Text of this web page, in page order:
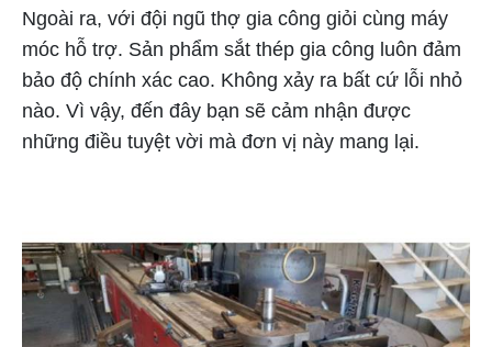
Ngoài ra, với đội ngũ thợ gia công giỏi cùng máy
móc hỗ trợ. Sản phẩm sắt thép gia công luôn đảm
bảo độ chính xác cao. Không xảy ra bất cứ lỗi nhỏ
nào. Vì vậy, đến đây bạn sẽ cảm nhận được
những điều tuyệt vời mà đơn vị này mang lại.